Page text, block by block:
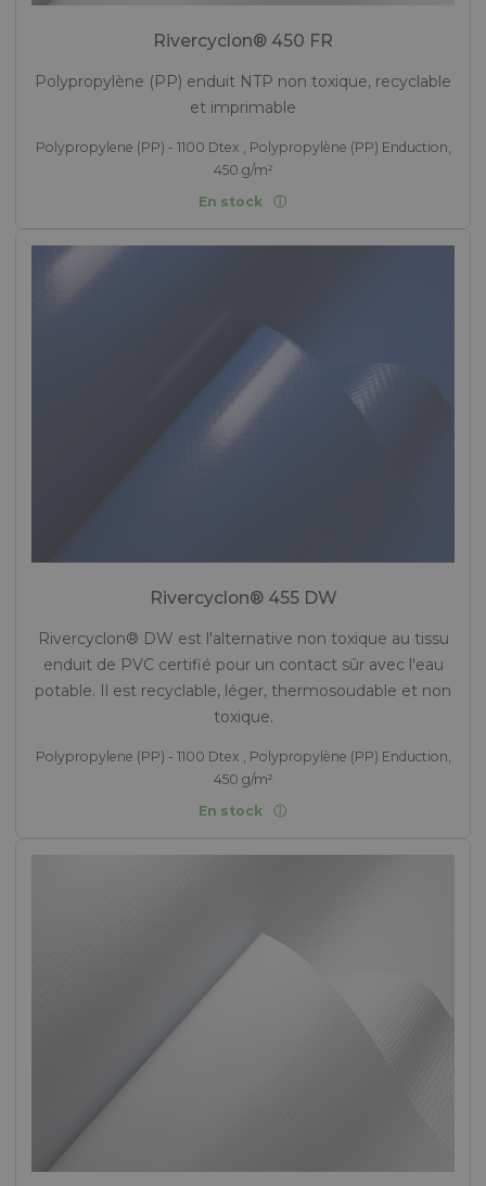
Rivercyclon® 450 FR
Polypropylène (PP) enduit NTP non toxique, recyclable
et imprimable
Polypropylene (PP) - 1100 Dtex , Polypropylène (PP) Enduction,
450 g/m²
En stock
Rivercyclon® 455 DW
Rivercyclon® DW est l'alternative non toxique au tissu
enduit de PVC certifié pour un contact sûr avec l'eau
potable. Il est recyclable, léger, thermosoudable et non
toxique.
Polypropylene (PP) - 1100 Dtex , Polypropylène (PP) Enduction,
450 g/m²
En stock